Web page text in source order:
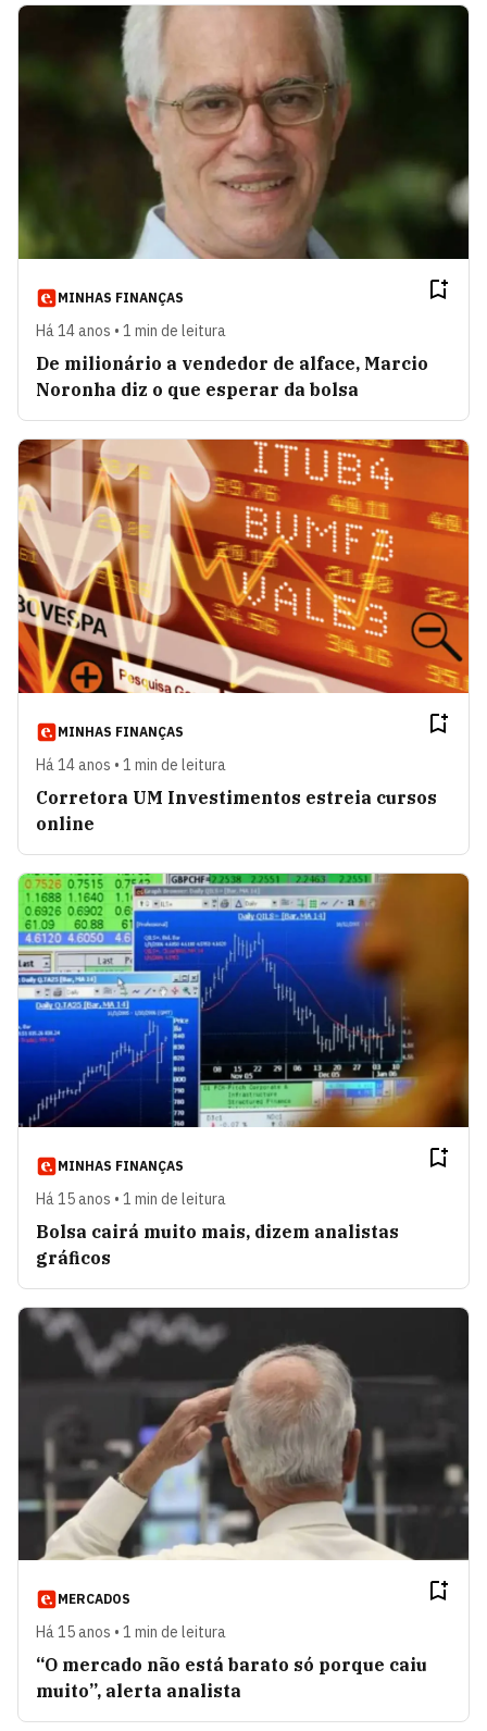
MINHAS FINANÇAS
Há 14 anos • 1 min de leitura
De milionário a vendedor de alface, Marcio
Noronha diz o que esperar da bolsa
MINHAS FINANÇAS
Há 14 anos • 1 min de leitura
Corretora UM Investimentos estreia cursos
online
MINHAS FINANÇAS
Há 15 anos • 1 min de leitura
Bolsa cairá muito mais, dizem analistas
gráficos
MERCADOS
Há 15 anos • 1 min de leitura
“O mercado não está barato só porque caiu
muito”, alerta analista